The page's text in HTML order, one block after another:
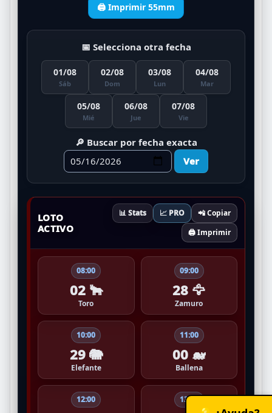
🖨️ Imprimir 55mm
📅 Selecciona otra fecha
01/08
Sáb
02/08
Dom
03/08
Lun
04/08
Mar
05/08
Mié
06/08
Jue
07/08
Vie
🔎 Buscar por fecha exacta
Ver
LOTO
ACTIVO
📊 Stats 📈 PRO
📲 Copiar
🖨️ Imprimir
08:00
02 🐂
Toro
09:00
28 🦅
Zamuro
10:00
29 🐘
Elefante
11:00
00 🐋
Ballena
12:00 13:00